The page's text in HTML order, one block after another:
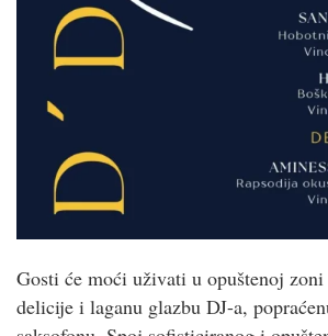
Gosti će moći uživati u opuštenoj
delicije i laganu glazbu DJ-a,